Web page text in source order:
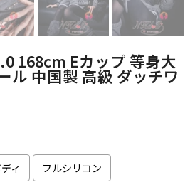
168cm Eカップ 等身大
ル 中国製 高級 ダッチワ
ィ
フルシリコン